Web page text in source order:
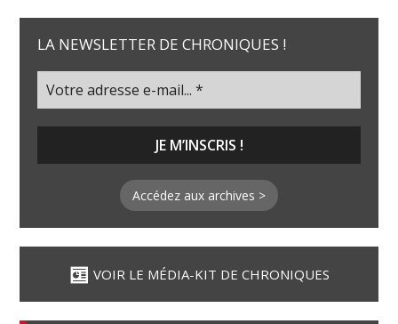
LA NEWSLETTER DE CHRONIQUES !
Accédez aux archives >
VOIR LE MÉDIA-KIT DE CHRONIQUES